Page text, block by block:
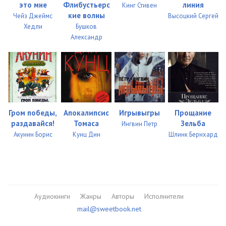
35_Charli Parker-7_Zhnecy_ 05:09
36_Charli Parker-7_Zhnecy_
это мне
Чейз Джеймс
Хедли
Флибустьерс
кие волны
Бушков
Александр
Кинг Стивен
линия
Высоцкий Сергей
Гром победы,
раздавайся!
Акунин Борис
Апокалипсис
Томаса
Кунц Дин
Игрывыгры
Ингвин Петр
Прощание
Зельба
Шлинк Бернхард
Аудиокниги Жанры Авторы
Исполнители
mail@sweetbook.net